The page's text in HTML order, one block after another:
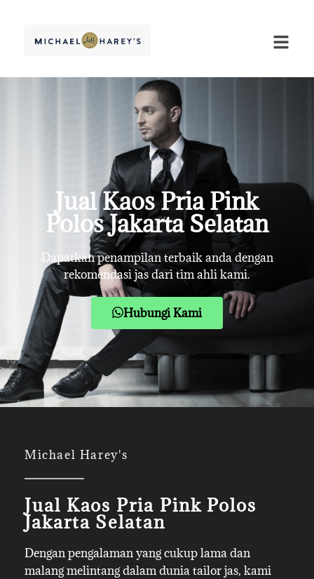
Jual Kaos Pria Pink
Polos Jakarta Selatan
Dapatkan penampilan terbaik anda dengan
rekomendasi jas dari tim ahli kami.
Hubungi Kami
Michael Harey's
Jual Kaos Pria Pink Polos
Jakarta Selatan
Dengan pengalaman yang cukup lama dan
malang melintang dalam dunia tailor jas, kami